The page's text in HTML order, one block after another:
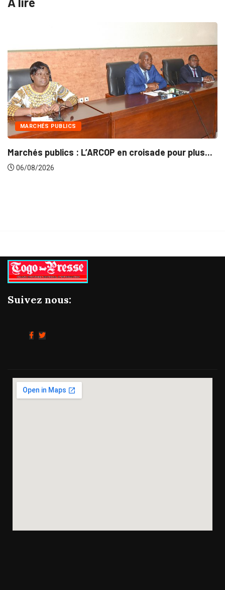
PUBLICS
publics : L’ARCOP en croisade pour plus...
Suivez nous: